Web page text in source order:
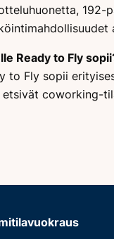
192-
Ready to Fly
to Fly sopii
coworking-